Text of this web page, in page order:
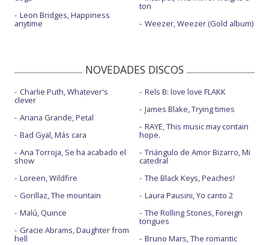
Leon Bridges, Happiness
anytime
ton
Weezer, Weezer (Gold album)
NOVEDADES DISCOS
Charlie Puth, Whatever's
clever
Ariana Grande, Petal
Bad Gyal, Más cara
Ana Torroja, Se ha acabado el
show
Loreen, Wildfire
Gorillaz, The mountain
Malú, Quince
Gracie Abrams, Daughter from
hell
Rels B: love love FLAKK
James Blake, Trying times
RAYE, This music may contain
hope.
Triángulo de Amor Bizarro, Mi
catedral
The Black Keys, Peaches!
Laura Pausini, Yo canto 2
The Rolling Stones, Foreign
tongues
Bruno Mars, The romantic